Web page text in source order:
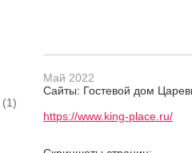
(1)
Май 2022
Сайты: Гостевой дом
https://www.king-place.ru/